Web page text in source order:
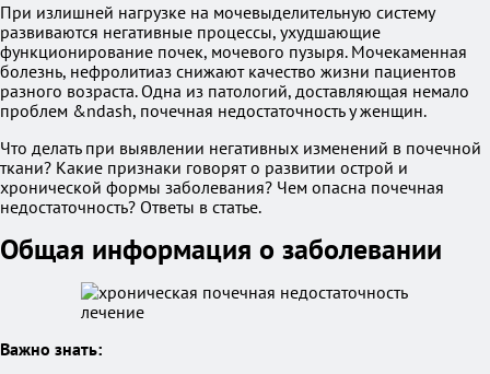
При излишней нагрузке на мочевыделительную систему
развиваются негативные процессы, ухудшающие
функционирование почек, мочевого пузыря. Мочекаменная
болезнь, нефролитиаз снижают качество жизни пациентов
разного возраста. Одна из патологий, доставляющая немало
проблем &ndash, почечная недостаточность у женщин.
Что делать при выявлении негативных изменений в почечной
ткани? Какие признаки говорят о развитии острой и
хронической формы заболевания? Чем опасна почечная
недостаточность? Ответы в статье.
Общая информация о заболевании
Важно знать: